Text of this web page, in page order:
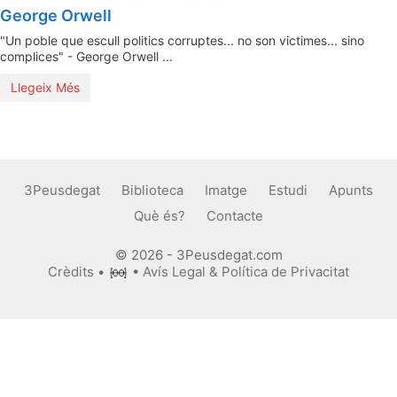
George Orwell
"Un poble que escull politics corruptes... no son victimes... sino
complices" - George Orwell ...
Llegeix Més
3Peusdegat Biblioteca Imatge Estudi
Apunts
Què és?
Contacte
© 2026 - 3Peusdegat.com
Crèdits • •Avís Legal & Política de Privacitat